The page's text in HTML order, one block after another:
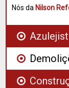
Nós da Nilson